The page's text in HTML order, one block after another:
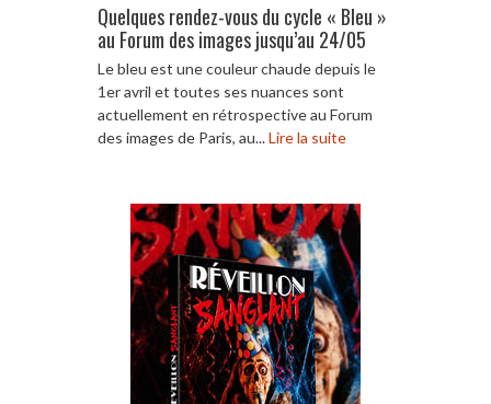
Quelques rendez-vous du cycle « Bleu »
au Forum des images jusqu’au 24/05
Le bleu est une couleur chaude depuis le
1er avril et toutes ses nuances sont
actuellement en rétrospective au Forum
des images de Paris, au...Lire la suite